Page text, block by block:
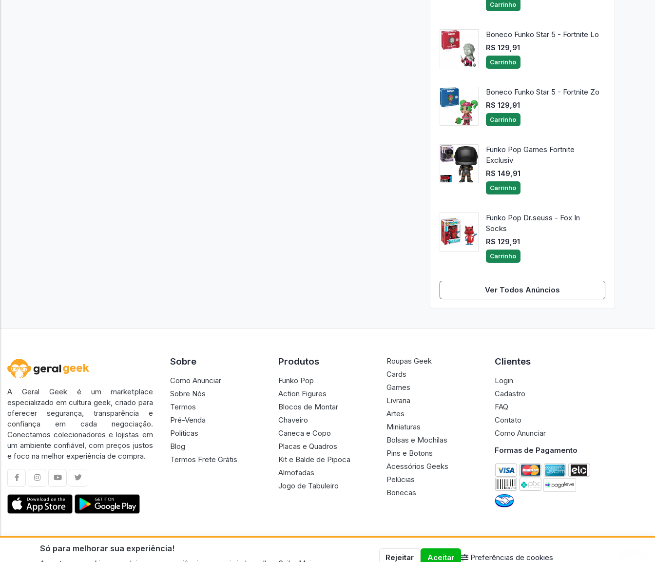
Carrinho
Boneco Funko Star 5 - Fortnite Lo
R$ 129,91
Carrinho
Boneco Funko Star 5 - Fortnite Zo
R$ 129,91
Carrinho
Funko Pop Games Fortnite
Exclusiv
R$ 149,91
Carrinho
Funko Pop Dr.seuss - Fox In
Socks
R$ 129,91
Carrinho
Ver Todos Anúncios
Só para melhorar sua experiência!
Rejeitar Aceitar Preferências de cookies
A Geral Geek é um marketplace
especializado em cultura geek, criado para
oferecer segurança, transparência e
confiança em cada negociação.
Conectamos colecionadores e lojistas em
um ambiente confiável, com preços justos
e foco na melhor experiência de compra.
Sobre
Como Anunciar
Sobre Nós
Termos
Pré-Venda
Políticas
Blog
Termos Frete Grátis
Produtos
Funko Pop
Action Figures
Blocos de Montar
Chaveiro
Caneca e Copo
Placas e Quadros
Kit e Balde de Pipoca
Almofadas
Jogo de Tabuleiro
Roupas Geek
Cards
Games
Livraria
Artes
Miniaturas
Bolsas e Mochilas
Pins e Botons
Acessórios Geeks
Pelúcias
Bonecas
Clientes
Login
Cadastro
FAQ
Contato
Como Anunciar
Formas de Pagamento
CNPJ n.º 30.220.458/0001-17 - GERAL GEEK PORTAL ELETRONICO LTDA.